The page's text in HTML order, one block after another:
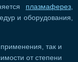
плазмаферез,
и оборудования,
так и
от степени